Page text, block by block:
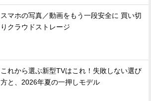
スマホの写真／動画をもう一段安全に 買い切
りクラウドストレージ
これから選ぶ新型TVはこれ！失敗しない選び
方と、2026年夏の一押しモデル